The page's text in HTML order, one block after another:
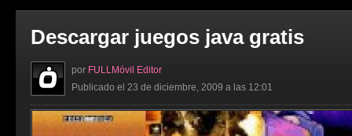
Descargar juegos java gratis
por FULLMóvil Editor
Publicado el 23 de diciembre, 2009 a las 12:01